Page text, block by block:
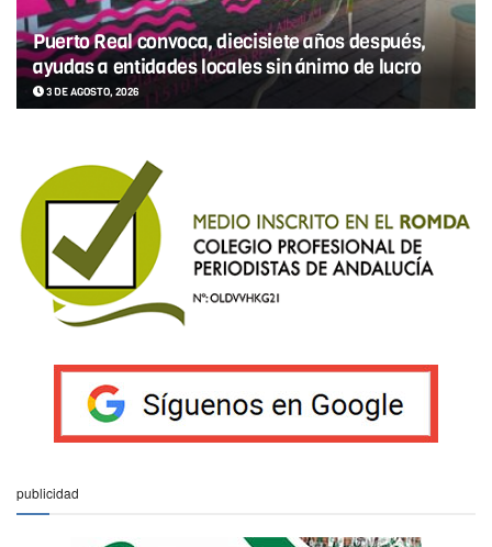
Puerto Real convoca, diecisiete años después,
ayudas a entidades locales sin ánimo de lucro
3 DE AGOSTO, 2026
publicidad